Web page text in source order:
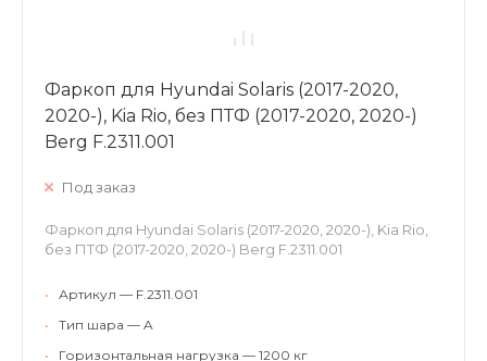
Фаркоп для Hyundai Solaris (2017-2020,
2020-), Kia Rio, без ПТФ (2017-2020, 2020-)
Berg F.2311.001
Под заказ
Фаркоп для Hyundai Solaris (2017-2020, 2020-), Kia Rio,
без ПТФ (2017-2020, 2020-) Berg F.2311.001
•
Артикул — F.2311.001
•
Тип шара — A
•
Горизонтальная нагрузка — 1200 кг